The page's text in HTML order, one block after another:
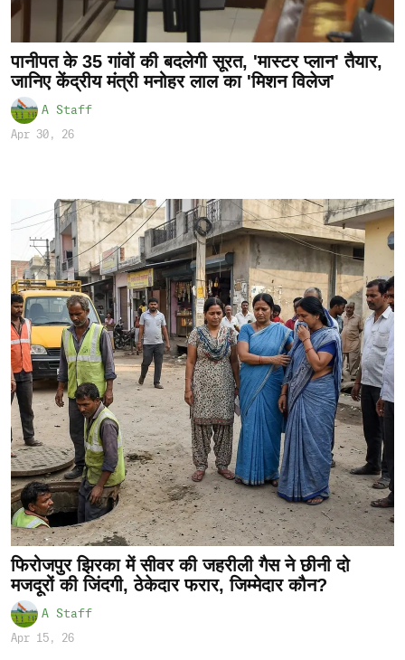
पानीपत के 35 गांवों की बदलेगी सूरत, 'मास्टर प्लान' तैयार,
जानिए केंद्रीय मंत्री मनोहर लाल का 'मिशन विलेज'
A Staff
Apr 30, 26
फिरोजपुर झिरका में सीवर की जहरीली गैस ने छीनी दो
मजदूरों की जिंदगी, ठेकेदार फरार, जिम्मेदार कौन?
A Staff
Apr 15, 26